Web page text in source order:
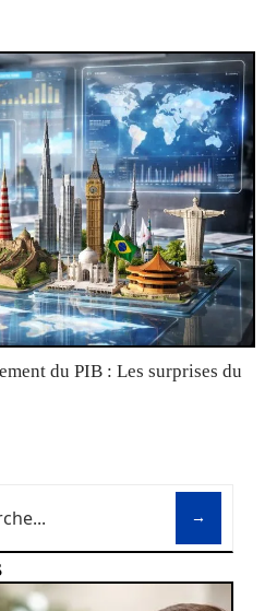
du PIB : Les surprises du